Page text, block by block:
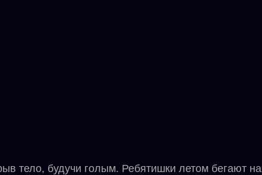
тело, будучи голым. Ребятишки летом бегают